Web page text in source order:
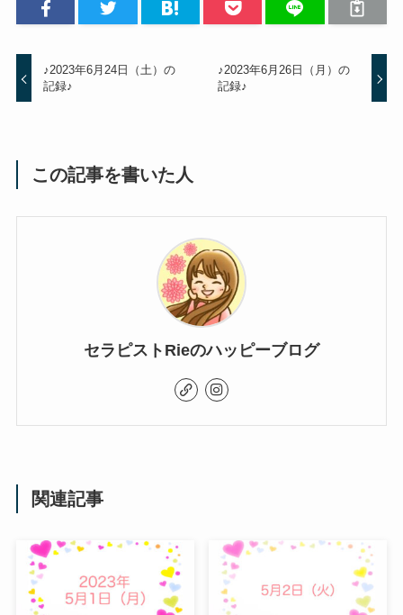
♪2023年6月24日（土）の
記録♪
♪2023年6月26日（月）の
記録♪
この記事を書いた人
セラピストRieのハッピーブログ
関連記事